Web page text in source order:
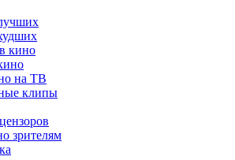
кино
на ТВ
клипы
зрителям